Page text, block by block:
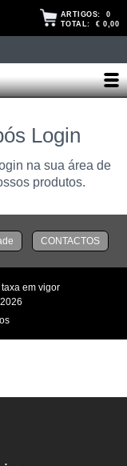
ARTIGOS: 0
TOTAL: € 0,00
Login
na sua área de
produtos.
CONTACTOS
em vigor